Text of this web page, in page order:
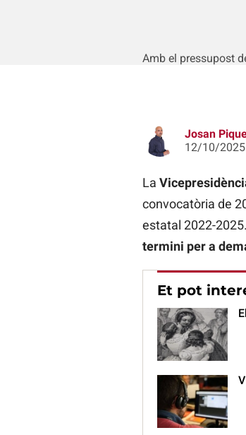
Amb el pressupost
Josan
12/10/
La
convocatòria de
estatal 2022-2025.
termini per a
Et pot